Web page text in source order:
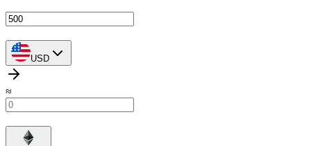
USD
≈